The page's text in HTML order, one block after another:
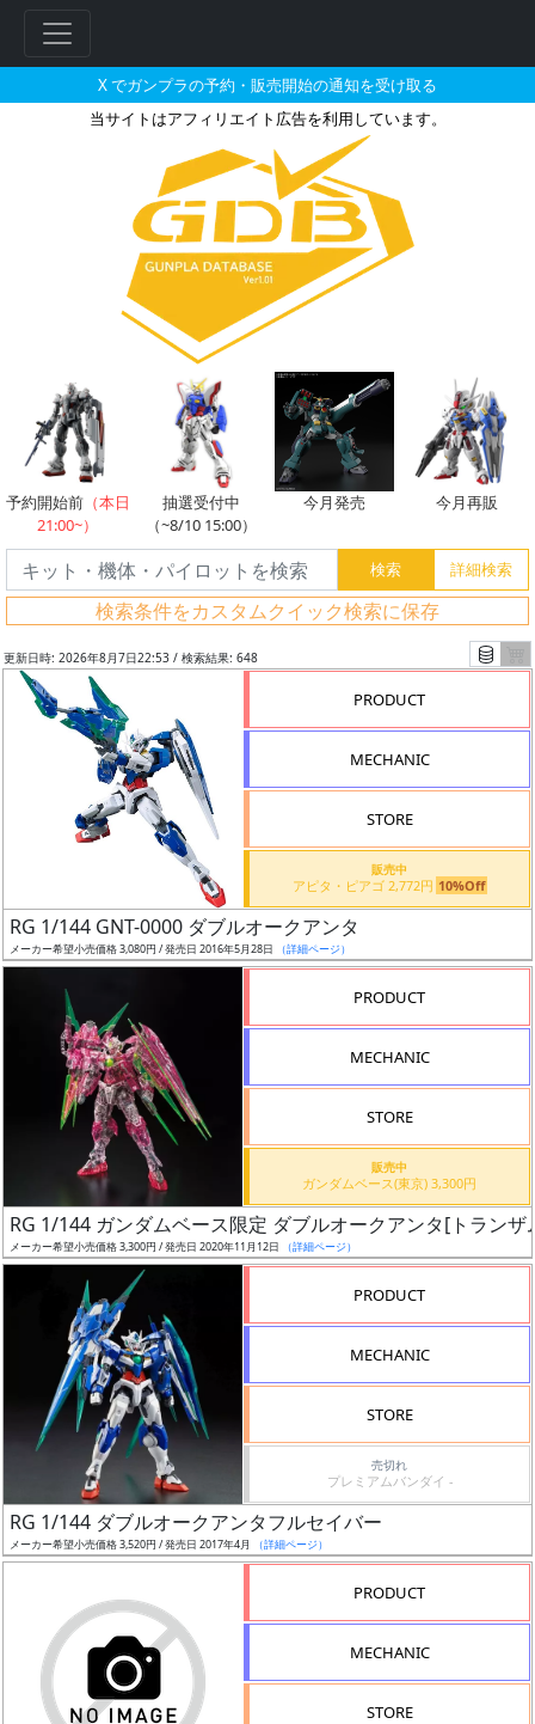
X でガンプラの予約・販売開始の通知を受け取る
当サイトはアフィリエイト広告を利用しています。
RG 1/144 GNT-0000 ダブルオー
予約開始前（本日
21:00~）
抽選受付中
（~8/10 15:00）
今月発売 今月再販
検索条件をカスタムクイック検索に保存
フ
リ
グ
レ
ル
更新日時: 2026年8月7日22:53 / 検索結果: 648
PRODUCT
MECHANIC
STORE
販売中
アピタ・ピアゴ 2,772円 10%Off
RG 1/144 GNT-0000 ダブルオークアンタ
メーカー希望小売価格 3,080円 / 発売日 2016年5月28日 （詳細ページ）
PRODUCT
MECHANIC
STORE
販売中
ガンダムベース(東京) 3,300円
RG 1/144 ガンダムベース限定 ダブルオークアンタ[トランザ
メーカー希望小売価格 3,300円 / 発売日 2020年11月12日 （詳細ページ）
PRODUCT
MECHANIC
STORE
売切れ
プレミアムバンダイ -
RG 1/144 ダブルオークアンタフルセイバー
メーカー希望小売価格 3,520円 / 発売日 2017年4月 （詳細ページ）
PRODUCT
MECHANIC
STORE